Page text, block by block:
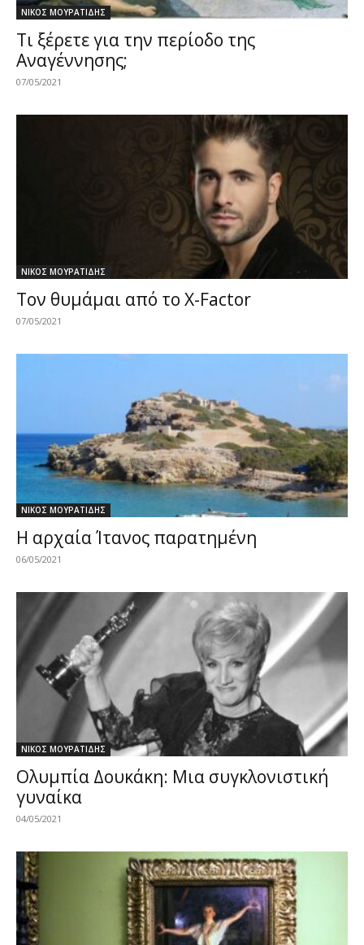
ΝΙΚΟΣ ΜΟΥΡΑΤΙΔΗΣ
Τι ξέρετε για την περίοδο της
Αναγέννησης;
07/05/2021
ΝΙΚΟΣ ΜΟΥΡΑΤΙΔΗΣ
Τον θυμάμαι από το X-Factor
07/05/2021
ΝΙΚΟΣ ΜΟΥΡΑΤΙΔΗΣ
Η αρχαία Ίτανος παρατημένη
06/05/2021
ΝΙΚΟΣ ΜΟΥΡΑΤΙΔΗΣ
Ολυμπία Δουκάκη: Μια συγκλονιστική
γυναίκα
04/05/2021